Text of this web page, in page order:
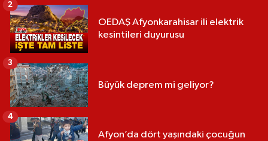
OEDAŞ Afyonkarahisar ili elektrik
kesintileri duyurusu
2
Büyük deprem mi geliyor?
3
Afyon’da dört yaşındaki çocuğun
4